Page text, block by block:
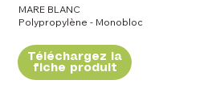
MARE BLANC
Polypropylène - Monobloc
Téléchargez la
fiche produit